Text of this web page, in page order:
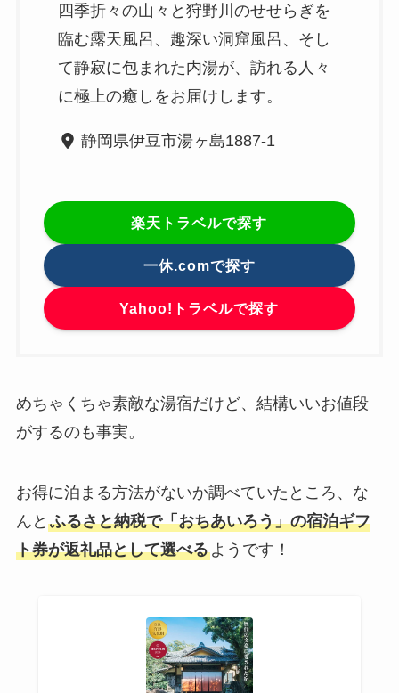
四季折々の山々と狩野川のせせらぎを
臨む露天風呂、趣深い洞窟風呂、そし
て静寂に包まれた内湯が、訪れる人々
に極上の癒しをお届けします。
静岡県伊豆市湯ヶ島1887-1
楽天トラベルで探す
一休.comで探す
Yahoo!トラベルで探す
めちゃくちゃ素敵な湯宿だけど、結構いいお値段
がするのも事実。
お得に泊まる方法がないか調べていたところ、な
んと ふるさと納税で「おちあいろう」の宿泊ギフ
ト券が返礼品として選べるようです！